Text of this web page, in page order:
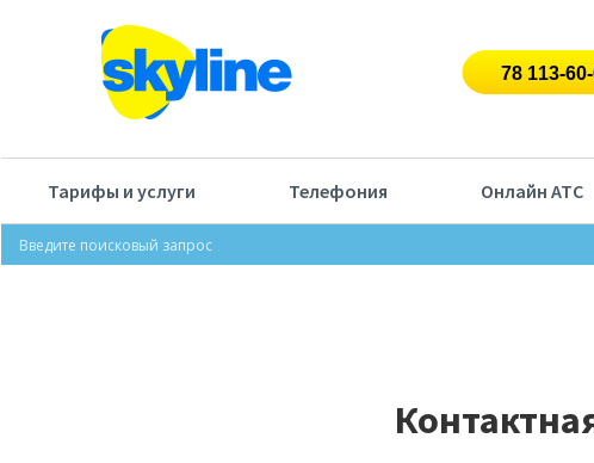
Тарифы и услуги Телефония Онлайн АТС